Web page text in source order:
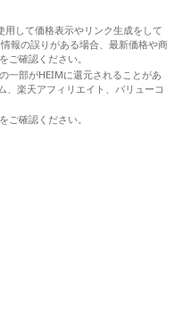
して価格表示やリンク生成をして
報の誤りがある場合、最新価格や商
ご確認ください。
一部がHEIMに還元されることがあ
、楽天アフィリエイト、バリューコ
をご確認ください。